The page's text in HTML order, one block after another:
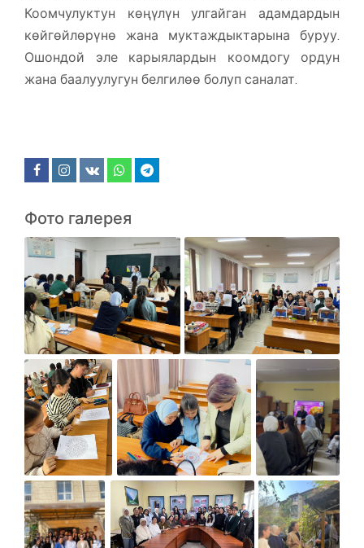
Коомчулуктун көңүлүн улгайган адамдардын
көйгөйлөрүнө жана муктаждыктарына буруу.
Ошондой эле карыялардын коомдогу ордун
жана баалуулугун белгилөө болуп саналат.
Фото галерея